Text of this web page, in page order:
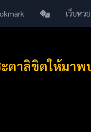
เว็บหวย
ะตาลิขิตให้ม